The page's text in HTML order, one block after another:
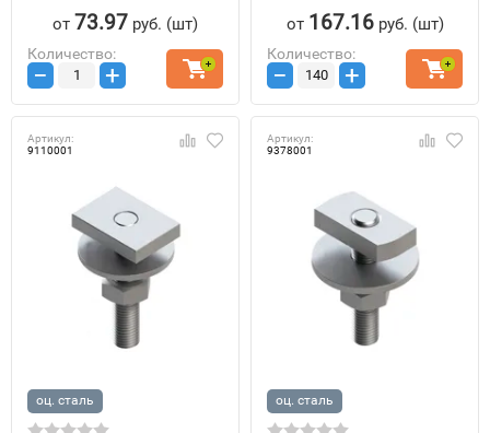
от 73.97 руб. (шт)
Количество:
− +
от 167.16 руб. (шт)
Количество:
− +
Артикул:
9110001
оц. сталь
Артикул:
9378001
оц. сталь